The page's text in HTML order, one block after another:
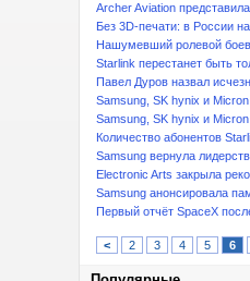
Archer Aviation представила
Без 3D-печати: в России
Нашумевший ролевой
Starlink перестанет быть
Павел Дуров назвал
Samsung, SK hynix и Micron
Samsung, SK hynix и Micron
Количество абонентов
Samsung вернула
Electronic Arts закрыла
Samsung анонсировала
Первый отчёт SpaceX
< 2 3 4 5 6